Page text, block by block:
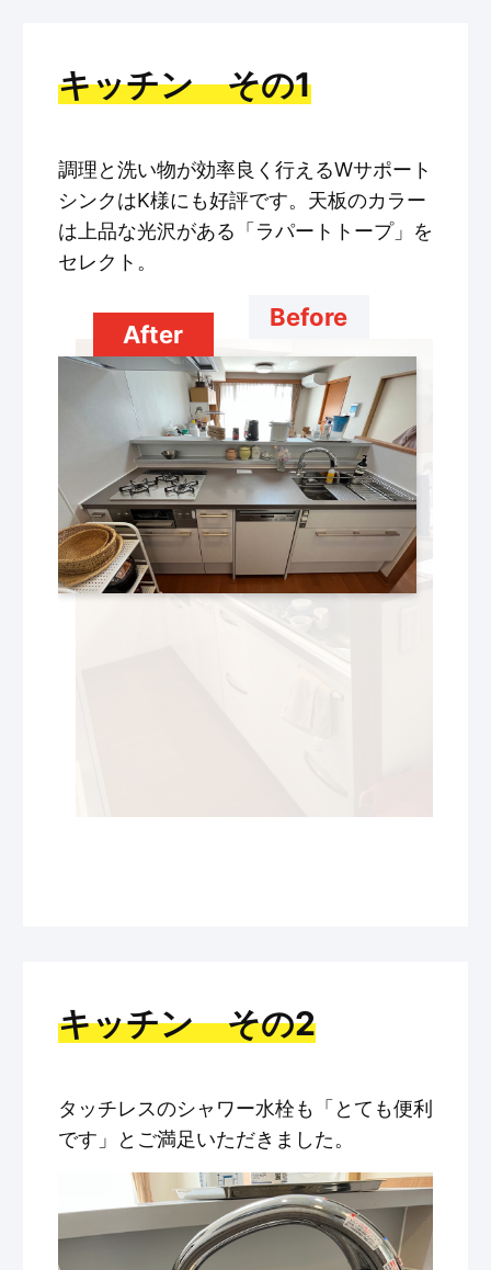
キッチン その1
調理と洗い物が効率良く行えるWサポート
シンクはK様にも好評です。天板のカラー
は上品な光沢がある「ラパートトープ」を
セレクト。
Before
After
キッチン その2
タッチレスのシャワー水栓も「とても便利
です」とご満足いただきました。